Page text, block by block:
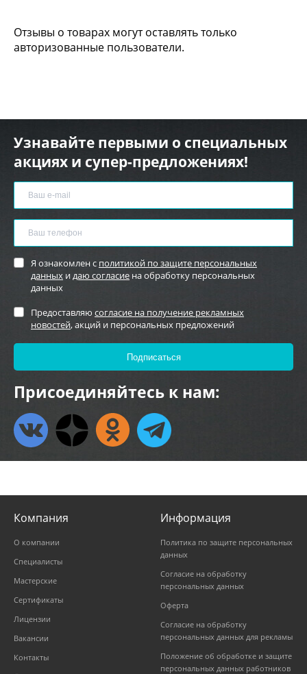
Отзывы о товарах могут оставлять только
авторизованные пользователи.
Узнавайте первыми о специальных
акциях и супер-предложениях!
Я ознакомлен с политикой по защите персональных
данных идаю согласие на обработку персональных
данных
Предоставляю согласие на получение рекламных
новостей, акций и персональных предложений
Присоединяйтесь к нам:
Компания
О компании
Специалисты
Мастерские
Сертификаты
Лицензии
Вакансии
Контакты
Информация
Политика по защите персональных
данных
Согласие на обработку
персональных данных
Оферта
Согласие на обработку
персональных данных для рекламы
Положение об обработке и защите
персональных данных работников